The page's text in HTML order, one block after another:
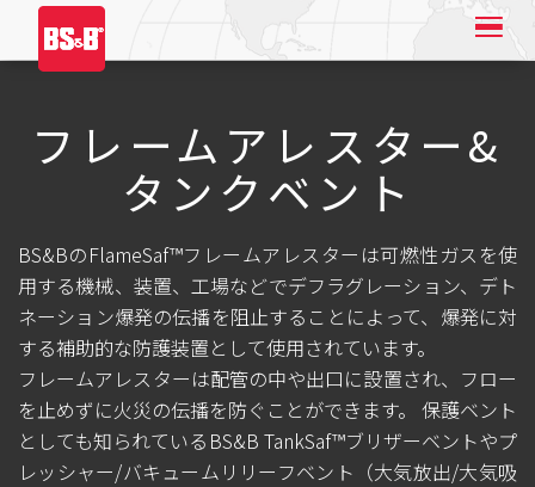
フレームアレスター&
タンクベント
BS&BのFlameSaf™フレームアレスターは可燃性ガスを使
用する機械、装置、工場などでデフラグレーション、デト
ネーション爆発の伝播を阻止することによって、爆発に対
する補助的な防護装置として使用されています。
フレームアレスターは配管の中や出口に設置され、フロー
を止めずに火災の伝播を防ぐことができます。 保護ベント
としても知られているBS&B TankSaf™ブリザーベントやプ
レッシャー/バキュームリリーフベント（大気放出/大気吸